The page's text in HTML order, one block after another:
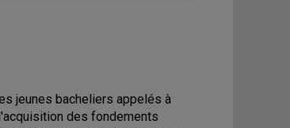
jeunes bacheliers appelés à
des fondements